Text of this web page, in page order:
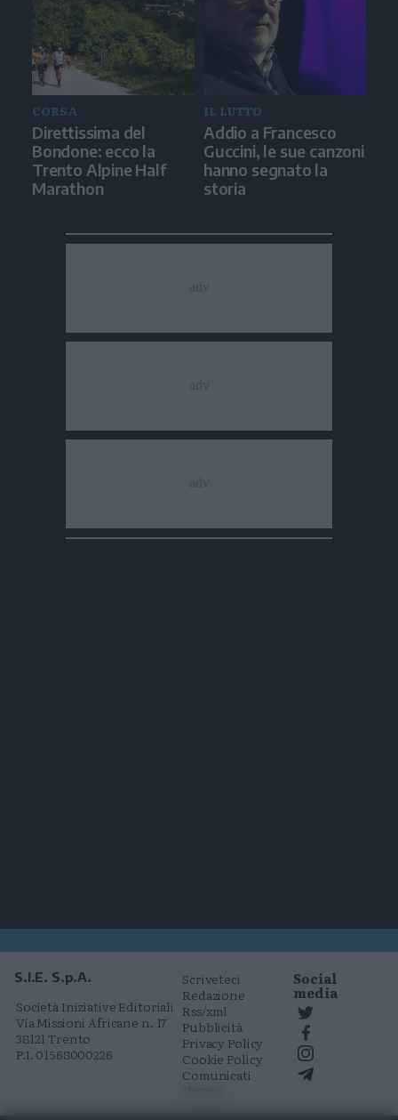
CORSA
Direttissima del
Bondone: ecco la
Trento Alpine Half
Marathon
IL LUTTO
Addio a Francesco
Guccini, le sue canzoni
hanno segnato la
storia
S.I.E. S.p.A.
Società Iniziative Editoriali
Via Missioni Africane n. 17
38121 Trento
P.I. 01568000226
Scriveteci
Redazione
Rss/xml
Pubblicità
Privacy Policy
Cookie Policy
Comunicati
Social
media